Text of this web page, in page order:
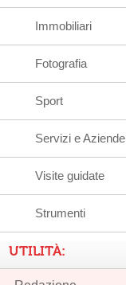
Immobiliari
Fotografia
Sport
Servizi e Aziende
Visite guidate
Strumenti
UTILITÀ: